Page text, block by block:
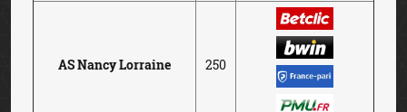
AS Nancy Lorraine 250